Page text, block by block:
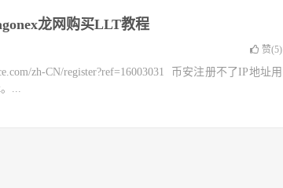
龙网购买LLT教程
赞(5)
zh-CN/register?ref=16003031 币安注册不了IP地址用
...